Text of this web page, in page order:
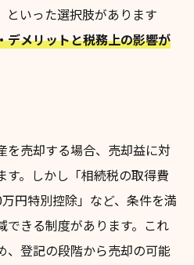
といった選択肢があります
デメリットと税務上の影響が
を売却する場合、売却益に対
す。しかし「相続税の取得費
円特別控除」など、条件を満
できる制度があります。これ
、登記の段階から売却の可能